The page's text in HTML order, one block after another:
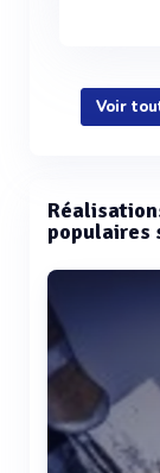
Voir
populaires